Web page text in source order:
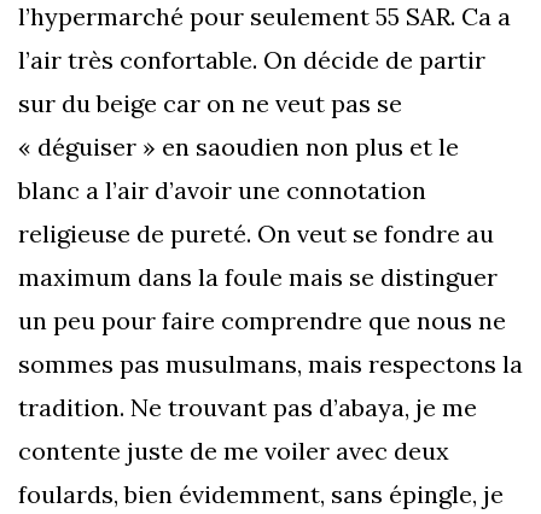
l’hypermarché pour seulement 55 SAR. Ca a
l’air très confortable. On décide de partir
sur du beige car on ne veut pas se
« déguiser » en saoudien non plus et le
blanc a l’air d’avoir une connotation
religieuse de pureté. On veut se fondre au
maximum dans la foule mais se distinguer
un peu pour faire comprendre que nous ne
sommes pas musulmans, mais respectons la
tradition. Ne trouvant pas d’abaya, je me
contente juste de me voiler avec deux
foulards, bien évidemment, sans épingle, je